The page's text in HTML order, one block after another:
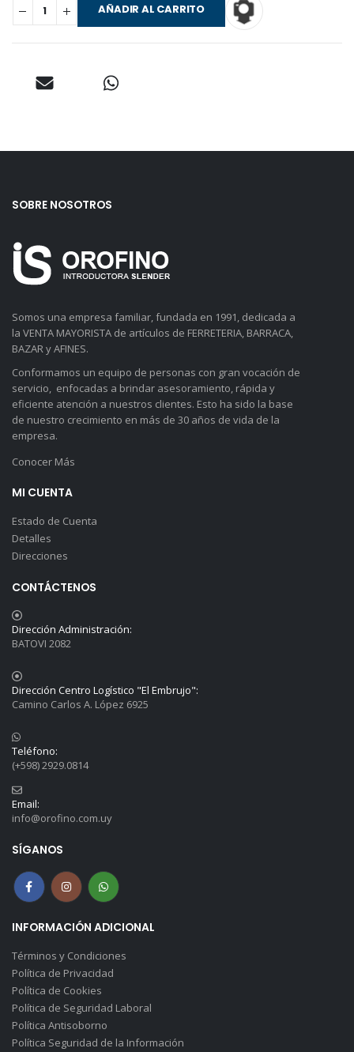
AÑADIR AL CARRITO
SOBRE NOSOTROS
Somos una empresa familiar, fundada en 1991, dedicada a
la VENTA MAYORISTA de artículos de FERRETERIA, BARRACA,
BAZAR y AFINES.
Conformamos un equipo de personas con gran vocación de
servicio, enfocadas a brindar asesoramiento, rápida y
eficiente atención a nuestros clientes. Esto ha sido la base
de nuestro crecimiento en más de 30 años de vida de la
empresa.
Conocer Más
MI CUENTA
Estado de Cuenta
Detalles
Direcciones
CONTÁCTENOS
Dirección Administración:
BATOVI 2082
Dirección Centro Logístico "El Embrujo":
Camino Carlos A. López 6925
Teléfono:
(+598) 2929.0814
Email:
info@orofino.com.uy
SÍGANOS
INFORMACIÓN ADICIONAL
Términos y Condiciones
Política de Privacidad
Política de Cookies
Política de Seguridad Laboral
Política Antisoborno
Política Seguridad de la Información